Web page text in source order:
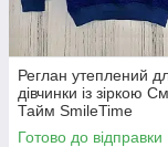
Реглан утеплений
дівчинки із зіркою
Тайм SmileTime
Готово до відправки